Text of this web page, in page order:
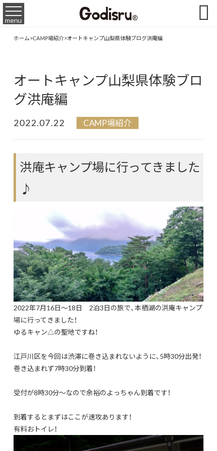
menu 
ホーム>CAMP場紹介>オートキャンプ山梨県体験ブログ洪庵編
オートキャンプ山梨県体験ブロ
グ洪庵編
2022.07.22 CAMP場紹介
洪庵キャンプ場に行ってきました
♪
2022年7月16日～18日 2泊3日の旅で、本栖湖の洪庵キャンプ
場に行ってきました！
ゆるキャン△の聖地ですね！
江戸川区を今回は渋滞に巻き込まれないように、5時30分出発！
巻き込まれず7時30分到着！
受付が8時30分～なので余裕のよっちゃん到着です！
到着するとまずはここが速攻あります！
有料おトイレ！